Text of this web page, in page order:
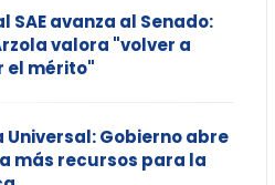
SAE avanza al Senado:
valora "volver a
el mérito"
Universal: Gobierno abre
más recursos para la